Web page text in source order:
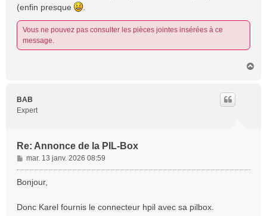
(enfin presque
Vous ne pouvez pas consulter les pièces jointes insérées à ce
message.
BAB
Expert
Re: Annonce de la PIL-Box
M
e
s
g
mar. 13 janv. 2026 08:59
Bonjour,
Donc Karel fournis le connecteur hpil avec sa pilbox.